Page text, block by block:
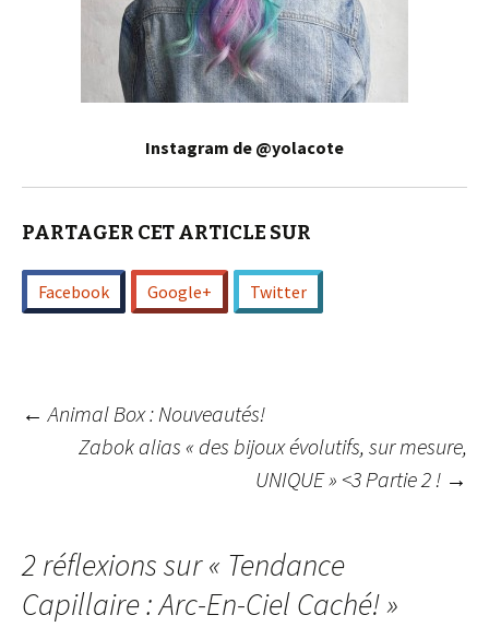
Instagram de @yolacote
PARTAGER CET ARTICLE SUR
Facebook Google+ Twitter
Navigation
articles
← Animal Box : Nouveautés!
Zabok alias « des bijoux évolutifs, sur mesure,
UNIQUE » <3 Partie 2 ! →
2 réflexions sur « Tendance
Capillaire : Arc-En-Ciel Caché!»